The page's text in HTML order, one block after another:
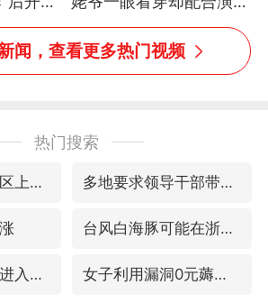
网友：姥爷的演技我打满
分
闻，查看更多热门视频
热门搜索
郑国霖回应去景区上班被保安拦下 多地要求领导干部带头休假
台风白海豚可能在浙闽沿海登陆
台风白海豚即将进入48小时警戒线 女子利用漏洞0元薅走3000多件家电